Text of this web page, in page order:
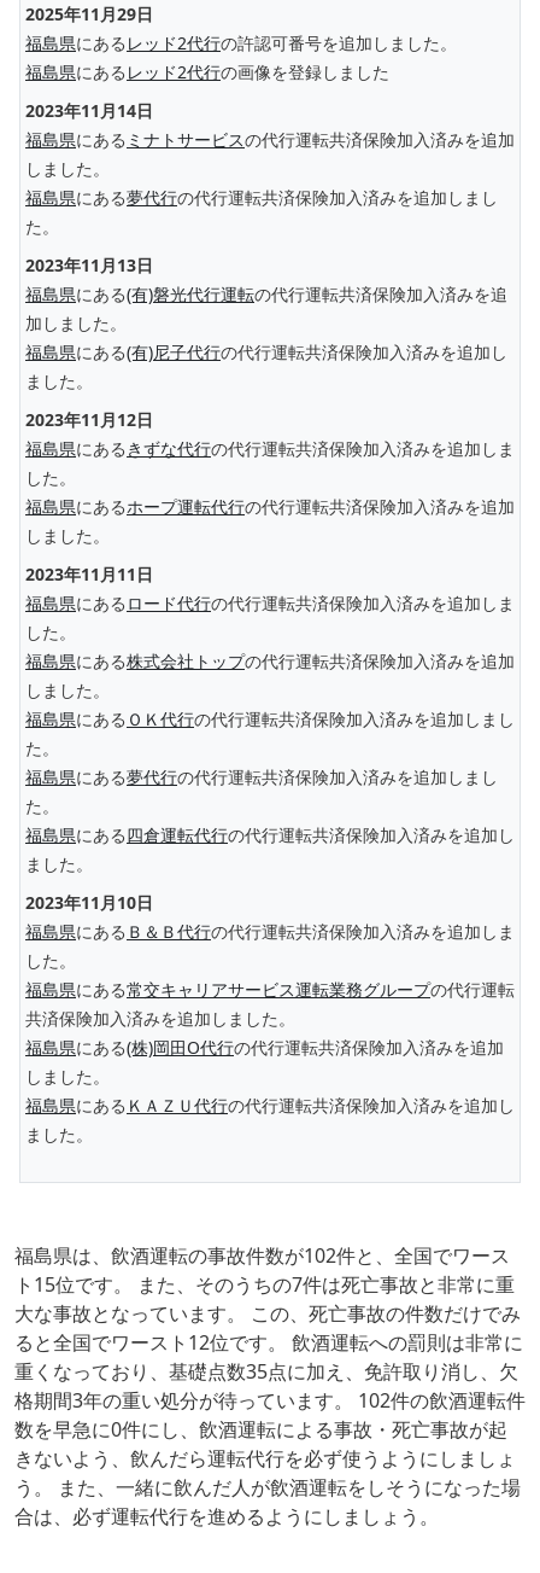
2025年11月29日
福島県にある レッド2代行の許認可番号を追加しました。
福島県にある レッド2代行の画像を登録しました
2023年11月14日
福島県にある ミナトサービスの代行運転共済保険加入済みを追加
しました。
福島県にある夢代行の代行運転共済保険加入済みを追加しまし
た。
2023年11月13日
福島県にある(有)磐光代行運転の代行運転共済保険加入済みを追
加しました。
福島県にある(有)尼子代行の代行運転共済保険加入済みを追加し
ました。
2023年11月12日
福島県にある きずな代行の代行運転共済保険加入済みを追加しま
した。
福島県にあるホープ運転代行の代行運転共済保険加入済みを追加
しました。
2023年11月11日
福島県にある ロード代行の代行運転共済保険加入済みを追加しま
した。
福島県にある株式会社トップの代行運転共済保険加入済みを追加
しました。
福島県にある ＯＫ代行の代行運転共済保険加入済みを追加しまし
た。
福島県にある夢代行の代行運転共済保険加入済みを追加しまし
た。
福島県にある四倉運転代行の代行運転共済保険加入済みを追加し
ました。
2023年11月10日
福島県にある Ｂ＆Ｂ代行の代行運転共済保険加入済みを追加しま
した。
福島県にある常交キャリアサービス運転業務グループの代行運転
共済保険加入済みを追加しました。
福島県にある(株)岡田O代行の代行運転共済保険加入済みを追加
しました。
福島県にある ＫＡＺＵ代行の代行運転共済保険加入済みを追加し
ました。
福島県は、飲酒運転の事故件数が102件と、全国でワース
ト15位です。 また、そのうちの7件は死亡事故と非常に重
大な事故となっています。 この、死亡事故の件数だけでみ
ると全国でワースト12位です。 飲酒運転への罰則は非常に
重くなっており、基礎点数35点に加え、免許取り消し、欠
格期間3年の重い処分が待っています。 102件の飲酒運転件
数を早急に0件にし、飲酒運転による事故・死亡事故が起
きないよう、飲んだら運転代行を必ず使うようにしましょ
う。 また、一緒に飲んだ人が飲酒運転をしそうになった場
合は、必ず運転代行を進めるようにしましょう。